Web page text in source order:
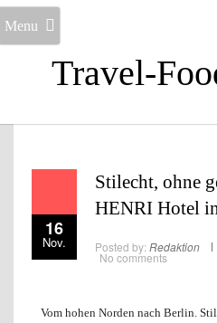
Travel-
Menu
16
Nov.
Stilecht, ohne
HENRI Hotel
Posted by: Redaktion
No comments
Vom hohen Norden nach Berlin.